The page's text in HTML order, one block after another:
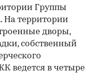
Группы
На территории
дворы,
собственный
ведется в четыре